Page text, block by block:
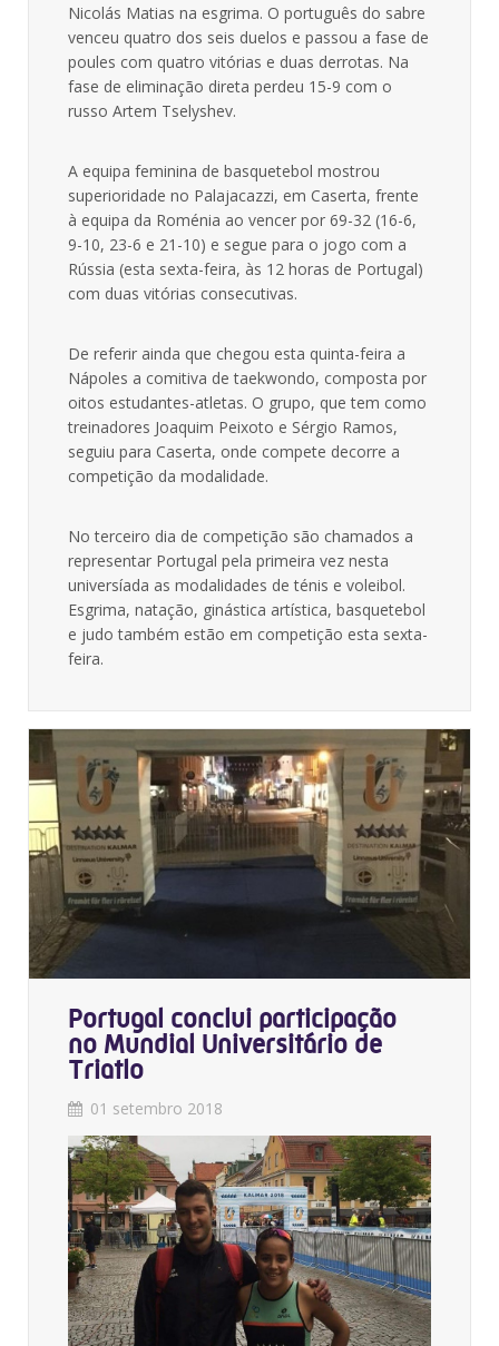
Nicolás Matias na esgrima. O português do sabre
venceu quatro dos seis duelos e passou a fase de
poules com quatro vitórias e duas derrotas. Na
fase de eliminação direta perdeu 15-9 com o
russo Artem Tselyshev.
A equipa feminina de basquetebol mostrou
superioridade no Palajacazzi, em Caserta, frente
à equipa da Roménia ao vencer por 69-32 (16-6,
9-10, 23-6 e 21-10) e segue para o jogo com a
Rússia (esta sexta-feira, às 12 horas de Portugal)
com duas vitórias consecutivas.
De referir ainda que chegou esta quinta-feira a
Nápoles a comitiva de taekwondo, composta por
oitos estudantes-atletas. O grupo, que tem como
treinadores Joaquim Peixoto e Sérgio Ramos,
seguiu para Caserta, onde compete decorre a
competição da modalidade.
No terceiro dia de competição são chamados a
representar Portugal pela primeira vez nesta
universíada as modalidades de ténis e voleibol.
Esgrima, natação, ginástica artística, basquetebol
e judo também estão em competição esta sexta-
feira.
Portugal conclui participação
no Mundial Universitário de
Triatlo
01 setembro 2018